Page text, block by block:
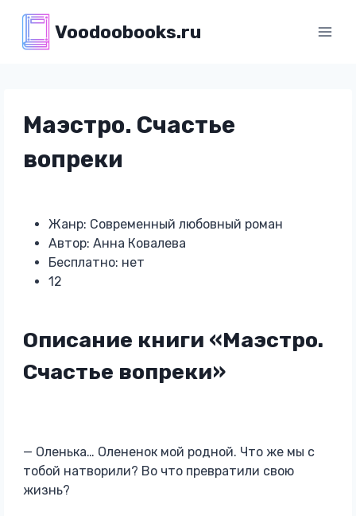
содержимому
Voodoobooks.ru
Маэстро. Счастье
вопреки
Жанр: Современный любовный роман
Автор: Анна Ковалева
Бесплатно: нет
12
Описание книги «Маэстро.
Счастье вопреки»
— Оленька… Олененок мой родной. Что же мы с
тобой натворили? Во что превратили свою
жизнь?